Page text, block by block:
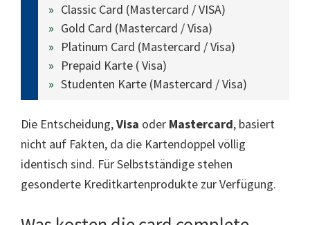
Classic Card (Mastercard / VISA)
Gold Card (Mastercard / Visa)
Platinum Card (Mastercard / Visa)
Prepaid Karte ( Visa)
Studenten Karte (Mastercard / Visa)
Die Entscheidung,Visa oder Mastercard, basiert
nicht auf Fakten, da die Kartendoppel völlig
identisch sind. Für Selbstständige stehen
gesonderte Kreditkartenprodukte zur Verfügung.